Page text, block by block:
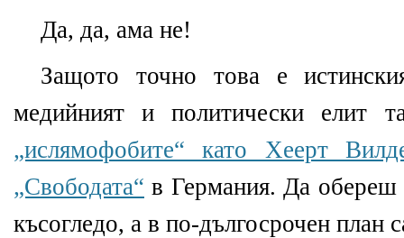
Да, да, ама не!
Защото точно това е
медийният и политически елит
„ислямофобите“ като Хеерт
„Свободата“ в Германия. Да обереш
късогледо, а в по-дългосрочен план